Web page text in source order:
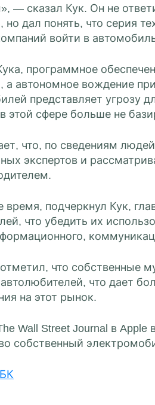
— сказал Кук. Он не
но дал понять, что серия
войти в
программное
а автономное вождение
представляет угрозу
этой сфере больше не
что, по сведениям
экспертов и
время, подчеркнул Кук,
что убедить их
отметил, что собственные
что дает
на этот рынок.
Wall Street Journal в
собственный